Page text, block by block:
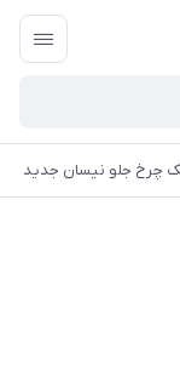
چرخ جلو نیسان جدید